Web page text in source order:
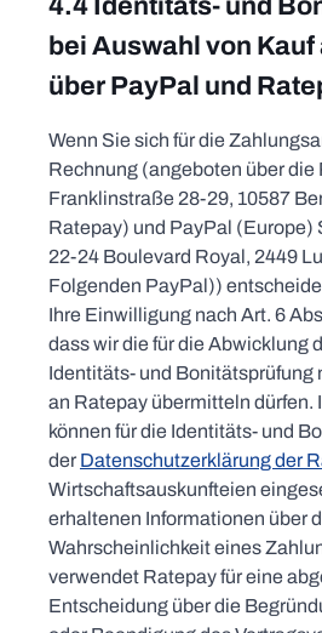
4.4 Identitäts- und
bei Auswahl von
über PayPal und
Wenn Sie sich für die
Rechnung (angeboten über die
Franklinstraße 28-29, 10587
Ratepay) und PayPal (Europe)
22-24 Boulevard Royal, 2449
Folgenden PayPal))
Ihre Einwilligung nach Art. 6
dass wir die für die Abwicklung
Identitäts- und Bonitätsprüfung
an Ratepay übermitteln dürfen.
können für die Identitäts- und
der Datenschutzerklärung der
Wirtschaftsauskunfteien
erhaltenen Informationen über
Wahrscheinlichkeit eines
verwendet Ratepay für eine
Entscheidung über die